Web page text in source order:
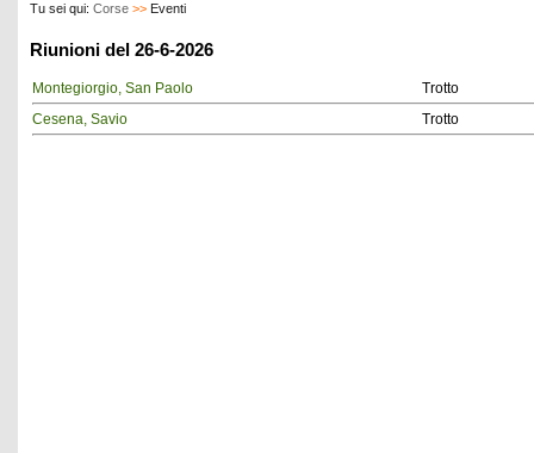
Tu sei qui: Corse >> Eventi
Riunioni del 26-6-2026
Montegiorgio, San Paolo
Trotto
Cesena, Savio
Trotto